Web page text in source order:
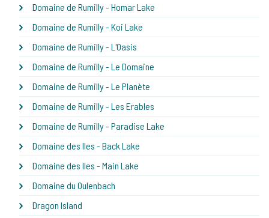
Domaine de Rumilly - Homar Lake
Domaine de Rumilly - Koi Lake
Domaine de Rumilly - L'Oasis
Domaine de Rumilly - Le Domaine
Domaine de Rumilly - Le Planète
Domaine de Rumilly - Les Erables
Domaine de Rumilly - Paradise Lake
Domaine des Iles - Back Lake
Domaine des Iles - Main Lake
Domaine du Oulenbach
Dragon Island